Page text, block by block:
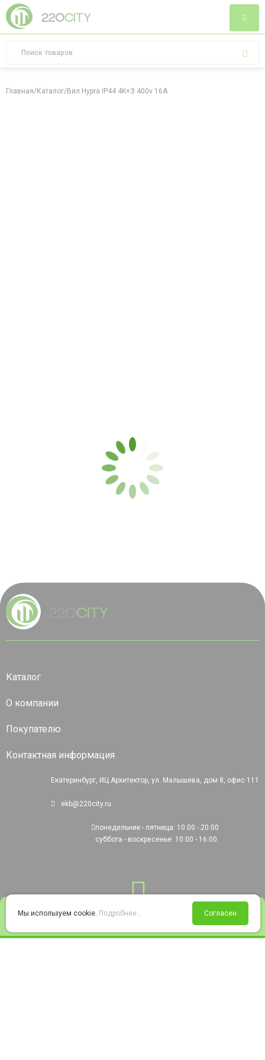
Войти Избранное Корзина
Главная/Каталог/Вил.Hypra IP44 4K+З 400v 16A
Каталог
О компании
Покупателю
Контактная информация
Екатеринбург, ИЦ Архитектор, ул. Малышева, дом 8, офис 111
ekb@220city.ru
понедельник - пятница: 10:00 - 20:00
суббота - воскресенье: 10:00 - 16:00
Мы используем cookie. Подробнее... Согласен